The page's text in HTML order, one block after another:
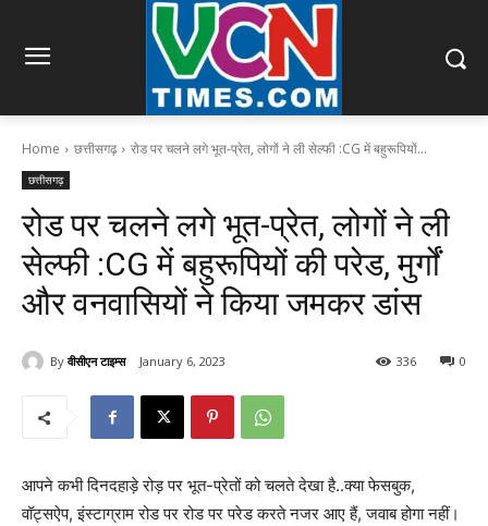
Home छत्तीसगढ़ रोड पर चलने लगे भूत-प्रेत, लोगों ने ली सेल्फी :CG में बहुरूपियों...
छत्तीसगढ़
रोड पर चलने लगे भूत-प्रेत, लोगों ने ली
सेल्फी :CG में बहुरूपियों की परेड, मुर्गों
और वनवासियों ने किया जमकर डांस
By वीसीएन टाइम्स January 6, 2023 0
336
आपने कभी दिनदहाड़े रोड़ पर भूत-प्रेतों को चलते देखा है..क्या फेसबुक,
वॉट्सऐप, इंस्टाग्राम रोड पर रोड पर परेड करते नजर आए हैं, जवाब होगा नहीं।